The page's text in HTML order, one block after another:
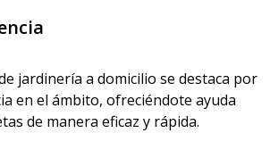
jardinería a domicilio se destaca por
en el ámbito, ofreciéndote ayuda
de manera eficaz y rápida.